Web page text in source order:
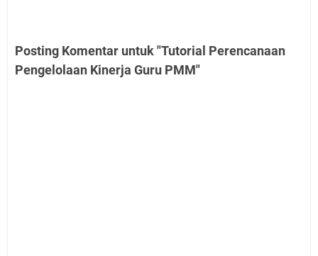
Posting Komentar untuk "Tutorial Perencanaan
Pengelolaan Kinerja Guru PMM"